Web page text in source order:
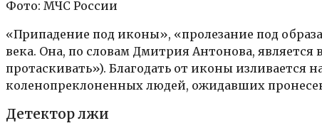
Фото: МЧС России
«Припадение под иконы», «пролезание под
века. Она, по словам Дмитрия Антонова,
протаскивать»). Благодать от иконы изливается
коленопреклоненных людей, ожидавших
Детектор лжи